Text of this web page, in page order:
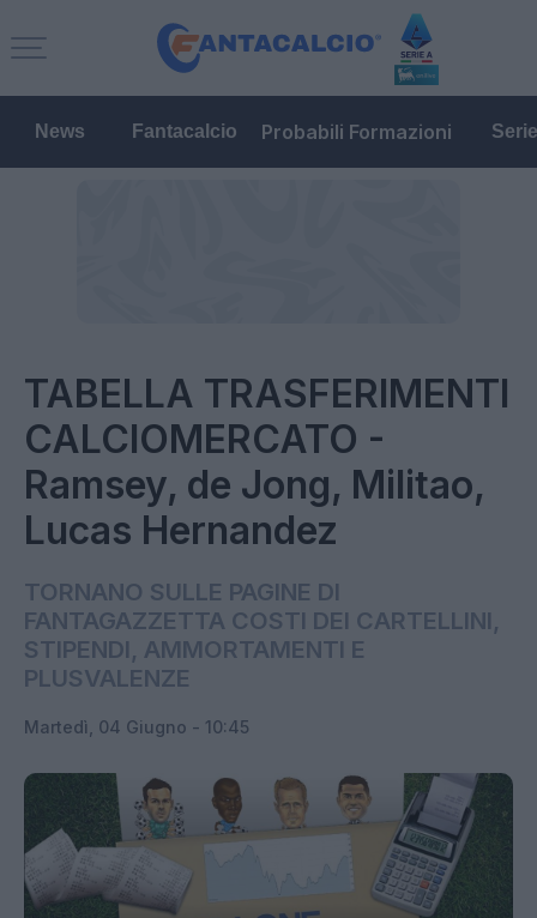
News Fantacalcio Probabili Formazioni
TABELLA TRASFERIMENTI
CALCIOMERCATO -
Ramsey, de Jong, Militao,
Lucas Hernandez
TORNANO SULLE PAGINE DI
FANTAGAZZETTA COSTI DEI CARTELLINI,
STIPENDI, AMMORTAMENTI E
PLUSVALENZE
Martedì, 04 Giugno - 10:45